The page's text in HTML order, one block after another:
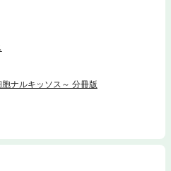
ナルキッソス～ 分冊版